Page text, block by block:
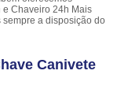
Chaveiro 24h Mais
sempre a disposição do
Canivete